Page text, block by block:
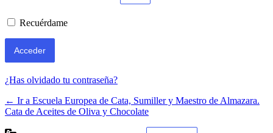
Recuérdame
¿Has olvidado tu contraseña?
← Ir a Escuela Europea de Cata, Sumiller y Maestro de Almazara.
Cata de Aceites de Oliva y Chocolate